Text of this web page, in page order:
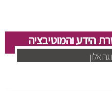
הידע והמוטיבציה
אלון